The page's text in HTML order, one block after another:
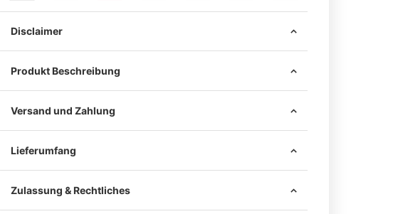
Disclaimer
Produkt Beschreibung
Versand und Zahlung
Lieferumfang
Im Lieferumfang sind alle notwendigen Mittel zur sicheren
Befestigung am Fahrzeug enthalten – darunter hochwertiges
Zulassung & Rechtliches
Alle unsere Carbonteile werden mit einem passenden